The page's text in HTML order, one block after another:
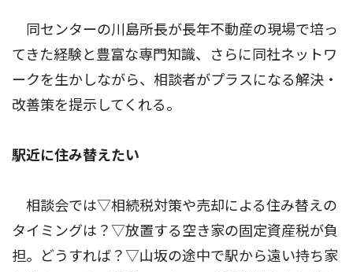
同センターの川島所長が長年不動産の現場で培っ
てきた経験と豊富な専門知識、さらに同社ネットワ
ークを生かしながら、相談者がプラスになる解決・
改善策を提示してくれる。
駅近に住み替えたい
相談会では▽相続税対策や売却による住み替えの
タイミングは？▽放置する空き家の固定資産税が負
担。どうすれば？▽山坂の途中で駅から遠い持ち家